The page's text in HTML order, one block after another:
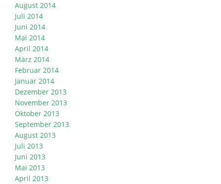
August 2014
Juli 2014
Juni 2014
Mai 2014
April 2014
März 2014
Februar 2014
Januar 2014
Dezember 2013
November 2013
Oktober 2013
September 2013
August 2013
Juli 2013
Juni 2013
Mai 2013
April 2013